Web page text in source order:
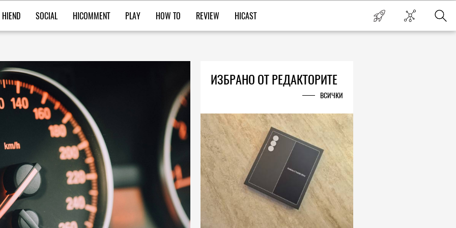
HIEND SOCIAL HICOMMENT PLAY HOW TO REVIEW HICAST
ИЗБРАНО ОТ РЕДАКТОРИТЕ
ВСИЧКИ